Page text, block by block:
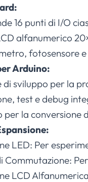
16 punti di I/O
alfanumerico
fotosensore
Arduino:
sviluppo per la
test e debug
per la conversione
LED: Per
Commutazione:
LCD